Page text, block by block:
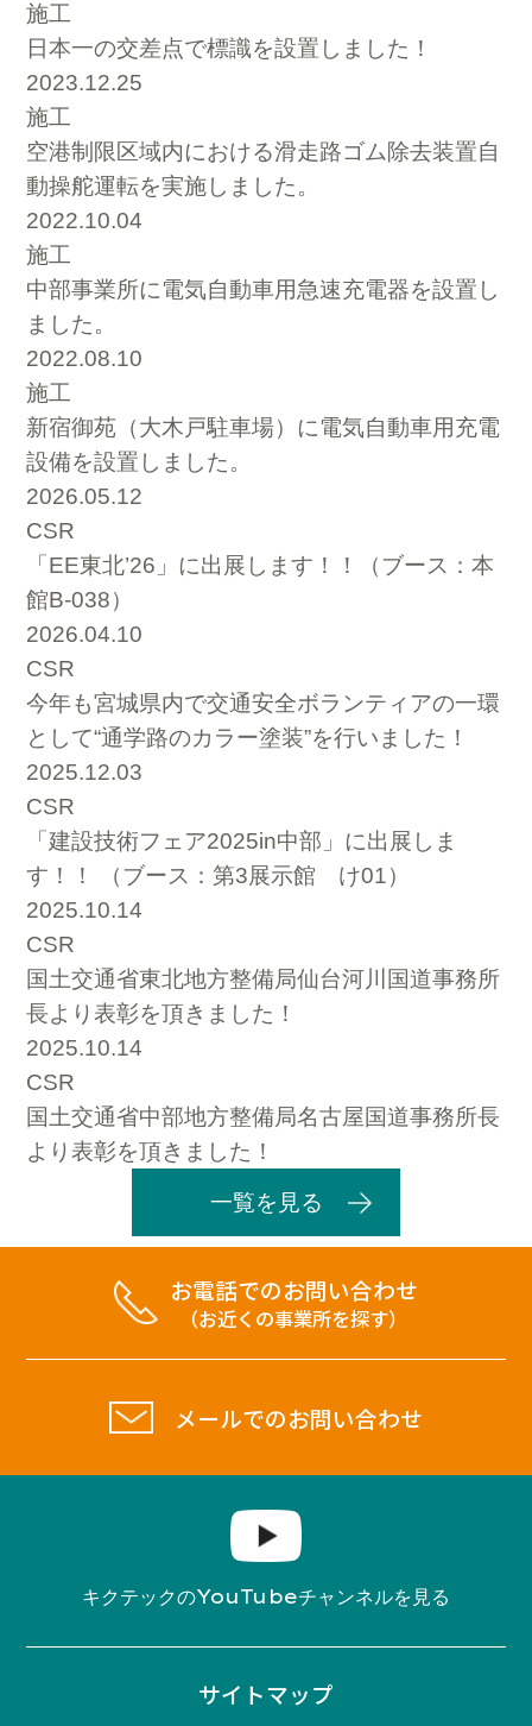
施工
日本一の交差点で標識を設置しました！
2023.12.25
施工
空港制限区域内における滑走路ゴム除去装置自
動操舵運転を実施しました。
2022.10.04
施工
中部事業所に電気自動車用急速充電器を設置し
ました。
2022.08.10
施工
新宿御苑（大木戸駐車場）に電気自動車用充電
設備を設置しました。
2026.05.12
CSR
「EE東北’26」に出展します！！（ブース：本
館B-038）
2026.04.10
CSR
今年も宮城県内で交通安全ボランティアの一環
として“通学路のカラー塗装”を行いました！
2025.12.03
CSR
「建設技術フェア2025in中部」に出展しま
す！！ （ブース：第3展示館 け01）
2025.10.14
CSR
国土交通省東北地方整備局仙台河川国道事務所
長より表彰を頂きました！
2025.10.14
CSR
国土交通省中部地方整備局名古屋国道事務所長
より表彰を頂きました！
一覧を見る
お電話でのお問い合わせ
（お近くの事業所を探す）
メールでのお問い合わせ
キクテックのYouTubeチャンネルを見る
サイトマップ